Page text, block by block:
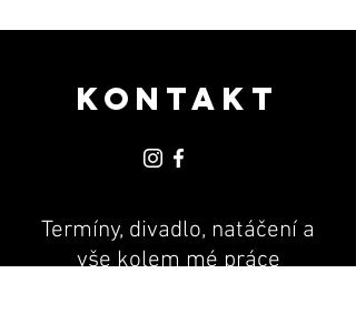
KONTAKT
Termíny, divadlo, natáčení a
vše kolem mé práce